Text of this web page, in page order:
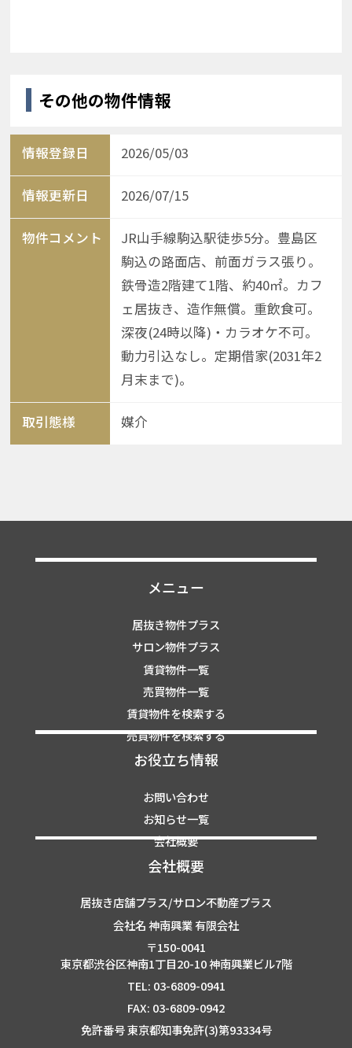
その他の物件情報
情報登録日 2026/05/03
情報更新日 2026/07/15
物件コメント
JR山手線駒込駅徒歩5分。豊島区
駒込の路面店、前面ガラス張り。
鉄骨造2階建て1階、約40㎡。カフ
ェ居抜き、造作無償。重飲食可。
深夜(24時以降)・カラオケ不可。
動力引込なし。定期借家(2031年2
月末まで)。
取引態様 媒介
メニュー
居抜き物件プラス
サロン物件プラス
賃貸物件一覧
売買物件一覧
賃貸物件を検索する
売買物件を検索する
お役立ち情報
お問い合わせ
お知らせ一覧
会社概要
会社概要
居抜き店舗プラス/サロン不動産プラス
会社名 神南興業 有限会社
〒150-0041
東京都渋谷区神南1丁目20-10 神南興業ビル7階
TEL: 03-6809-0941
FAX: 03-6809-0942
免許番号 東京都知事免許(3)第93334号